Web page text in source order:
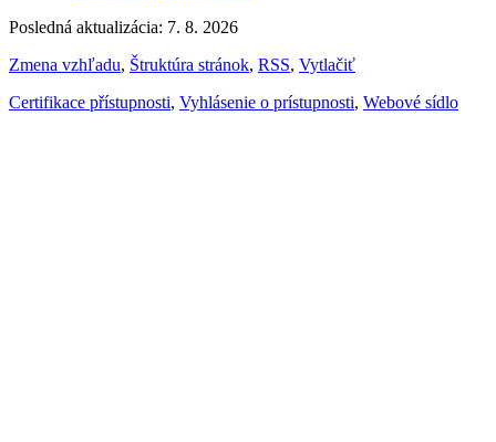
Posledná aktualizácia: 7. 8. 2026
Zmena vzhľadu, Štruktúra stránok, RSS, Vytlačiť
Certifikace přístupnosti, Vyhlásenie o prístupnosti, Webové sídlo